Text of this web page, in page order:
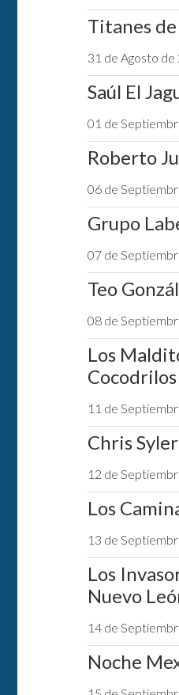
Titanes
31 de Agosto de
Saúl El
01 de
Roberto
06 de
Grupo
07 de
Teo
08 de
Los
Cocodrilos
11 de
Chris Syler
12 de
Los
13 de
Los
Nuevo
14 de
Noche